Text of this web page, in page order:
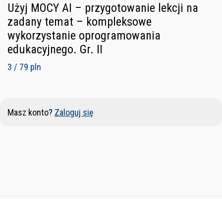
Użyj MOCY AI – przygotowanie lekcji na
zadany temat – kompleksowe
wykorzystanie oprogramowania
edukacyjnego. Gr. II
3 / 79 pln
Masz konto? Zaloguj się